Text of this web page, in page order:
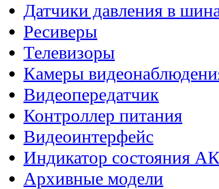
Датчики давления в
Ресиверы
Телевизоры
Камеры
Видеопередатчик
Контроллер питания
Видеоинтерфейс
Индикатор состояния
Архивные модели